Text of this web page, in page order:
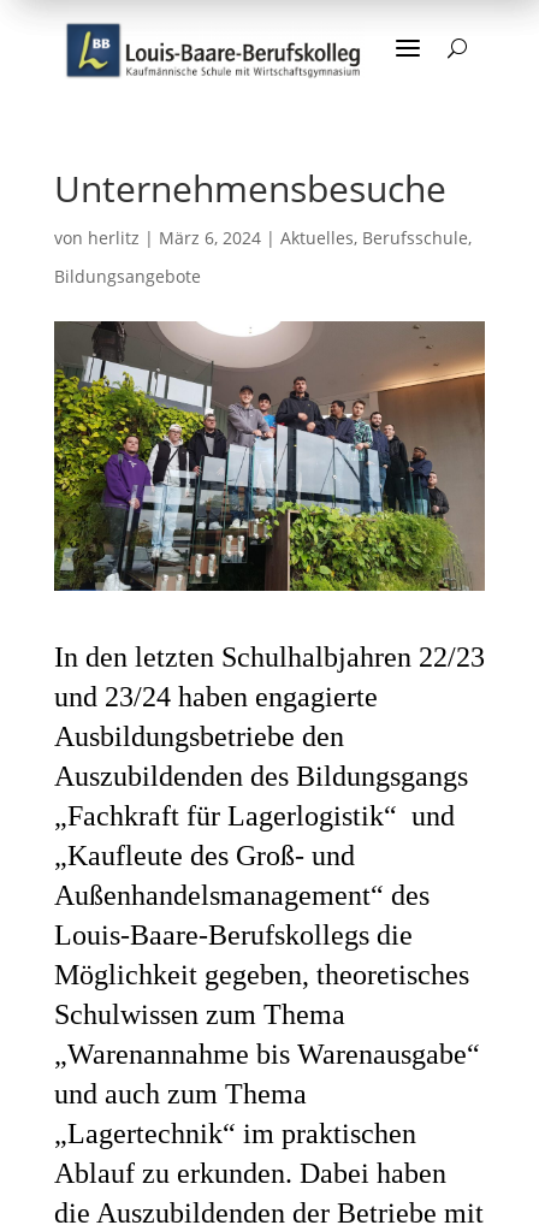
a U
Unternehmensbesuche
von herlitz | März 6, 2024| Aktuelles, Berufsschule,
Bildungsangebote
In den letzten Schulhalbjahren 22/23
und 23/24 haben engagierte
Ausbildungsbetriebe den
Auszubildenden des Bildungsgangs
„Fachkraft für Lagerlogistik“ und
„Kaufleute des Groß- und
Außenhandelsmanagement“ des
Louis-Baare-Berufskollegs die
Möglichkeit gegeben, theoretisches
Schulwissen zum Thema
„Warenannahme bis Warenausgabe“
und auch zum Thema
„Lagertechnik“ im praktischen
Ablauf zu erkunden. Dabei haben
die Auszubildenden der Betriebe mit